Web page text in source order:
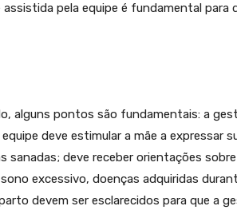
pela equipe é fundamental para
alguns pontos são fundamentais: a
deve estimular a mãe a expressar
sanadas; deve receber orientações
excessivo, doenças adquiridas
devem ser esclarecidos para que a